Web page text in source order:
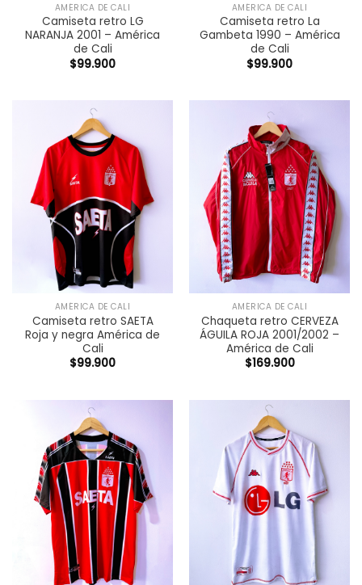
AMÉRICA DE CALI
Camiseta retro LG
NARANJA 2001 – América
de Cali
$99.900
AMÉRICA DE CALI
Camiseta retro La
Gambeta 1990 – América
de Cali
$99.900
AMÉRICA DE CALI
Camiseta retro SAETA
Roja y negra América de
Cali
$99.900
AMÉRICA DE CALI
Chaqueta retro CERVEZA
ÁGUILA ROJA 2001/2002 –
América de Cali
$169.900